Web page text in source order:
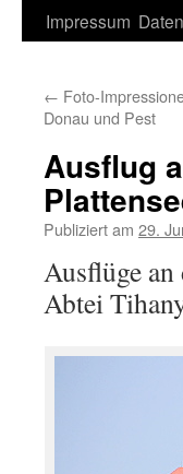
Zum
springen
Impressum
← Foto-
Donau und Pest
Ausflug
Publiziert am 29.
Ausflüge
Abtei